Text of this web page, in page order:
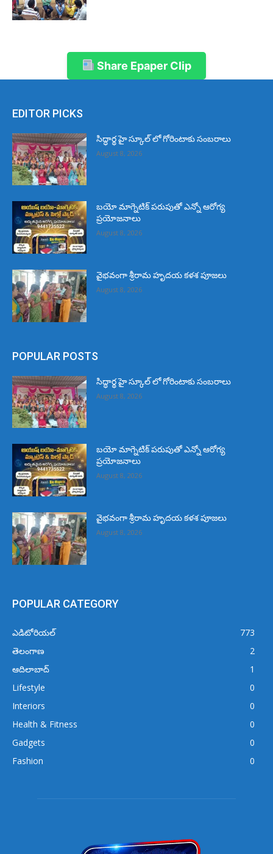
Share Epaper Clip
EDITOR PICKS
సిద్ధార్థ హై స్కూల్ లో గోరింటాకు సంబరాలు
August 8, 2026
బయో మాగ్నెటిక్ పరుపుతో ఎన్నో ఆరోగ్య
ప్రయోజనాలు
August 8, 2026
వైభవంగా శ్రీరామ హృదయ కళశ పూజలు
August 8, 2026
POPULAR POSTS
సిద్ధార్థ హై స్కూల్ లో గోరింటాకు సంబరాలు
August 8, 2026
బయో మాగ్నెటిక్ పరుపుతో ఎన్నో ఆరోగ్య
ప్రయోజనాలు
August 8, 2026
వైభవంగా శ్రీరామ హృదయ కళశ పూజలు
August 8, 2026
POPULAR CATEGORY
ఎడిటోరియల్
773
తెలంగాణ
2
ఆదిలాబాద్
1
Lifestyle
0
Interiors
0
Health & Fitness
0
Gadgets
0
Fashion
0